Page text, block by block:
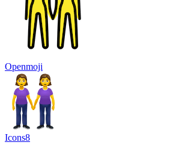
Openmoji
Icons8